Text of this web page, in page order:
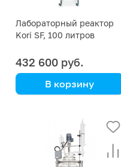
Лабораторный реактор
Kori SF, 100 литров
432 600 руб.
В корзину